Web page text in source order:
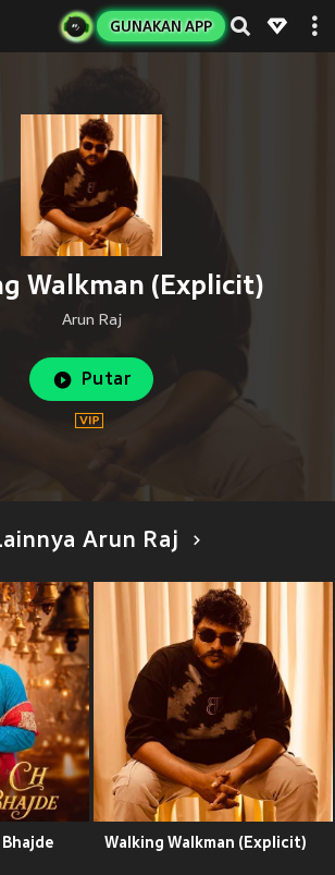
GUNAKAN APP
Walkman (Explicit)
Arun Raj
Putar
Arun Raj
Walking Walkman (Explicit)